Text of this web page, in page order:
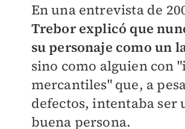
En una entrevista de
Trebor explicó que
su personaje como un
sino como alguien con
mercantiles" que, a
defectos, intentaba ser
buena persona.